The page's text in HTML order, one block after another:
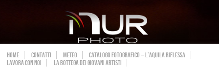
HOME CONTATTI METEO
CATALOGO FOTOGRAFICO – L’AQUILA RIFLESSA
LAVORA CON NOI
LA BOTTEGA DEI GIOVANI ARTISTI